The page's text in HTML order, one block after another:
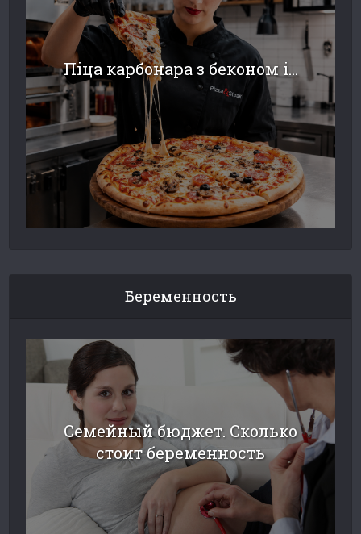
Піца карбонара з беконом і...
Беременность
Семейный бюджет. Сколько
стоит беременность